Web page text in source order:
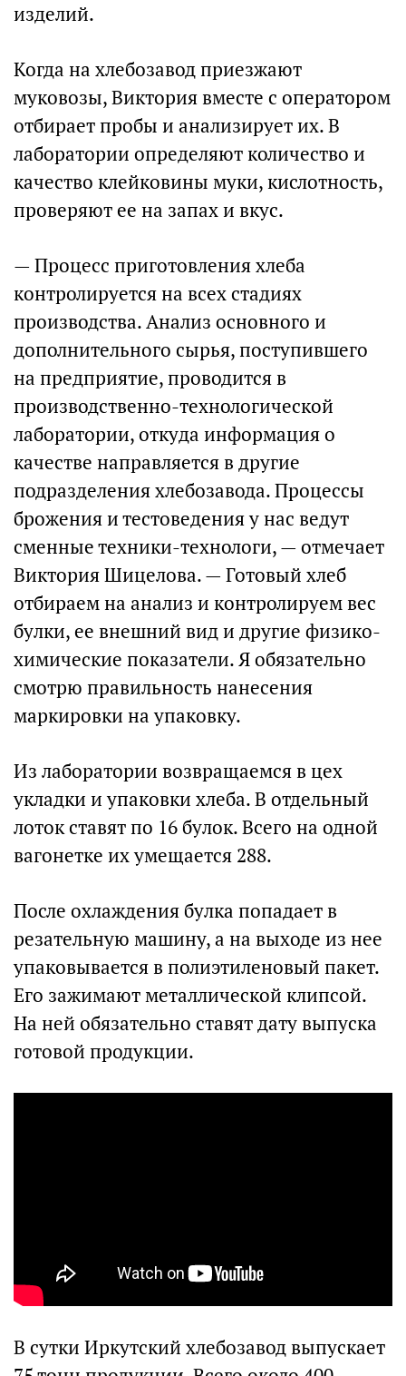
изделий.
Когда на хлебозавод приезжают
муковозы, Виктория вместе с оператором
отбирает пробы и анализирует их. В
лаборатории определяют количество и
качество клейковины муки, кислотность,
проверяют ее на запах и вкус.
— Процесс приготовления хлеба
контролируется на всех стадиях
производства. Анализ основного и
дополнительного сырья, поступившего
на предприятие, проводится в
производственно-технологической
лаборатории, откуда информация о
качестве направляется в другие
подразделения хлебозавода. Процессы
брожения и тестоведения у нас ведут
сменные техники-технологи, — отмечает
Виктория Шицелова. — Готовый хлеб
отбираем на анализ и контролируем вес
булки, ее внешний вид и другие физико-
химические показатели. Я обязательно
смотрю правильность нанесения
маркировки на упаковку.
Из лаборатории возвращаемся в цех
укладки и упаковки хлеба. В отдельный
лоток ставят по 16 булок. Всего на одной
вагонетке их умещается 288.
После охлаждения булка попадает в
резательную машину, а на выходе из нее
упаковывается в полиэтиленовый пакет.
Его зажимают металлической клипсой.
На ней обязательно ставят дату выпуска
готовой продукции.
В сутки Иркутский хлебозавод выпускает